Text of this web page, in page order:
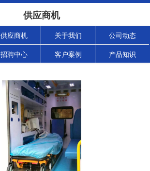
供应商机
供应商机 关于我们 公司动态
招聘中心 客户案例 产品知识